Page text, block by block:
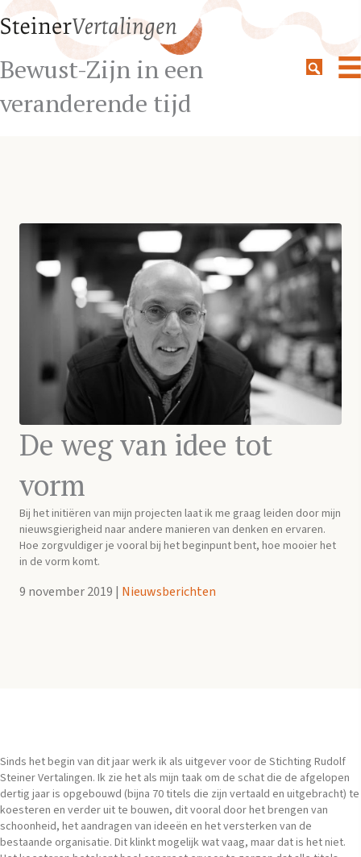
Bewust-Zijn in een
veranderende tijd
De weg van idee tot
vorm
Bij het initiëren van mijn projecten laat ik me graag leiden door mijn
nieuwsgierigheid naar andere manieren van denken en ervaren.
Hoe zorgvuldiger je vooral bij het beginpunt bent, hoe mooier het
in de vorm komt.
9 november 2019 | Nieuwsberichten
Sinds het begin van dit jaar werk ik als uitgever voor de Stichting Rudolf
Steiner Vertalingen. Ik zie het als mijn taak om de schat die de afgelopen
dertig jaar is opgebouwd (bijna 70 titels die zijn vertaald en uitgebracht) te
koesteren en verder uit te bouwen, dit vooral door het brengen van
schoonheid, het aandragen van ideeën en het versterken van de
bestaande organisatie. Dit klinkt mogelijk wat vaag, maar dat is het niet.